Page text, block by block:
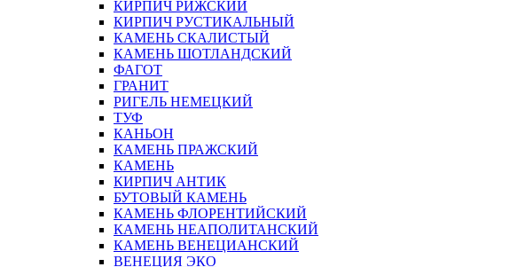
КИРПИЧ РИЖСКИЙ
КИРПИЧ РУСТИКАЛЬНЫЙ
КАМЕНЬ СКАЛИСТЫЙ
КАМЕНЬ ШОТЛАНДСКИЙ
ФАГОТ
ГРАНИТ
РИГЕЛЬ НЕМЕЦКИЙ
ТУФ
КАНЬОН
КАМЕНЬ ПРАЖСКИЙ
КАМЕНЬ
КИРПИЧ АНТИК
БУТОВЫЙ КАМЕНЬ
КАМЕНЬ ФЛОРЕНТИЙСКИЙ
КАМЕНЬ НЕАПОЛИТАНСКИЙ
КАМЕНЬ ВЕНЕЦИАНСКИЙ
ВЕНЕЦИЯ ЭКО